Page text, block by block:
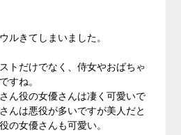
ルきてしまいました。
トだけでなく、侍女やおばちゃ
すね。
ん役の女優さんは凄く可愛いで
んは悪役が多いですが美人だと
の女優さんも可愛い。